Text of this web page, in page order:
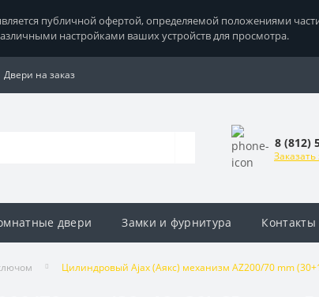
публичной офертой, определяемой положениями
настройками ваших устройств для просмотра.
Двери на заказ
8 (812)
двери Замки и фурнитура Контакты
Цилиндровый Ajax (Аякс) механизм AZ200/70 mm